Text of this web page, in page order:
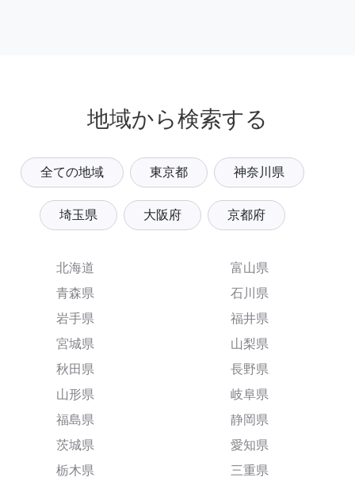
地域から検索する
全ての地域 東京都 神奈川県
埼玉県 大阪府 京都府
北海道
青森県
岩手県
宮城県
秋田県
山形県
福島県
茨城県
栃木県
富山県
石川県
福井県
山梨県
長野県
岐阜県
静岡県
愛知県
三重県